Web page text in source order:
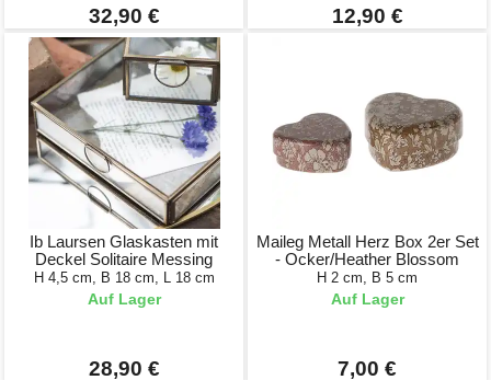
32,90 € 12,90 €
Ib Laursen Glaskasten mit
Deckel Solitaire Messing
H 4,5 cm, B 18 cm, L 18 cm
Auf Lager
28,90 €
Maileg Metall Herz Box 2er Set
- Ocker/Heather Blossom
H 2 cm, B 5 cm
Auf Lager
7,00 €